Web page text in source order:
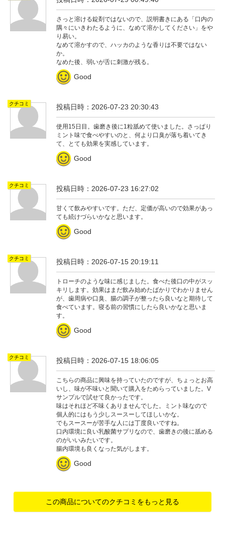
さっと溶ける錠剤ではないので、説明書きにある「口内の
隅々にいきわたるように、なめて溶かしてください」をや
り易い。
なめて溶かすので、ハッカのような香りは不要ではない
か。
なめた後、弱いが舌に刺激が残る。
Good
クチコミ 投稿日時：2026-07-23 20:30:43
使用15日目。歯磨き後に1粒舐めて使いました。さっぱり
ミント味で食べやすいのと、何より口臭が落ち着いてき
て、とても効果を実感しています。
Good
クチコミ 投稿日時：2026-07-23 16:27:02
甘くて飲みやすいです。ただ、定価が高いので効果があっ
ても続けづらいかなと思います。
Good
クチコミ 投稿日時：2026-07-15 20:19:11
トローチのような味に感じました。食べた後口の中がスッ
キリします。効果はまだ飲み始めたばかりでわかりません
が、歯周病や口臭、腸の調子が整ったら良いなと期待して
食べています。寝る前の習慣にしたら良いかなと思いま
す。
Good
クチコミ 投稿日時：2026-07-15 18:06:05
こちらの商品に興味を持っていたのですが、ちょっとお高
いし、味が不味いと聞いて購入をためらっていました。V
サンプルで試せて良かったです。
味はそれほど不味くありませんでした。ミント味なので
個人的にはもう少しスースーしてほしいかな。
でもスースーが苦手な人には丁度良いですね。
口内環境に良い乳酸菌サプリなので、歯磨きの後に舐める
のがいいみたいです。
腸内環境も良くなった気がします。
Good
この商品についてのクチコミをもっと見る